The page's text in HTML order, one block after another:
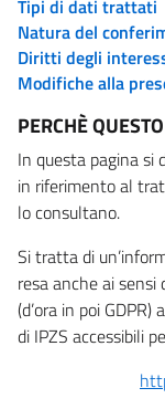
Tipi di dati trattati
Natura del
Diritti degli
Modifiche alla
PERCHÈ
In questa pagina si
in riferimento al
lo consultano.
Si tratta di
resa anche ai
(d’ora in poi
di IPZS accessibili